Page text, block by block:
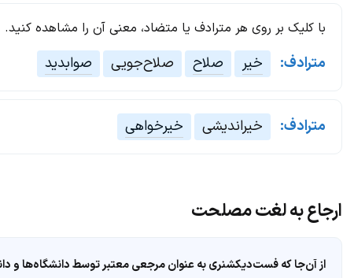
با کلیک بر روی هر مترادف یا متضاد، معنی آن را مشاهده کنید.
مترادف: خیر صلاح صلاح‌جویی صوابدید
مترادف: خیراندیشی خیرخواهی
ارجاع به لغت مصلحت
از آن‌جا که فست‌دیکشنری به عنوان مرجعی معتبر توسط دانشگاه‌ها و